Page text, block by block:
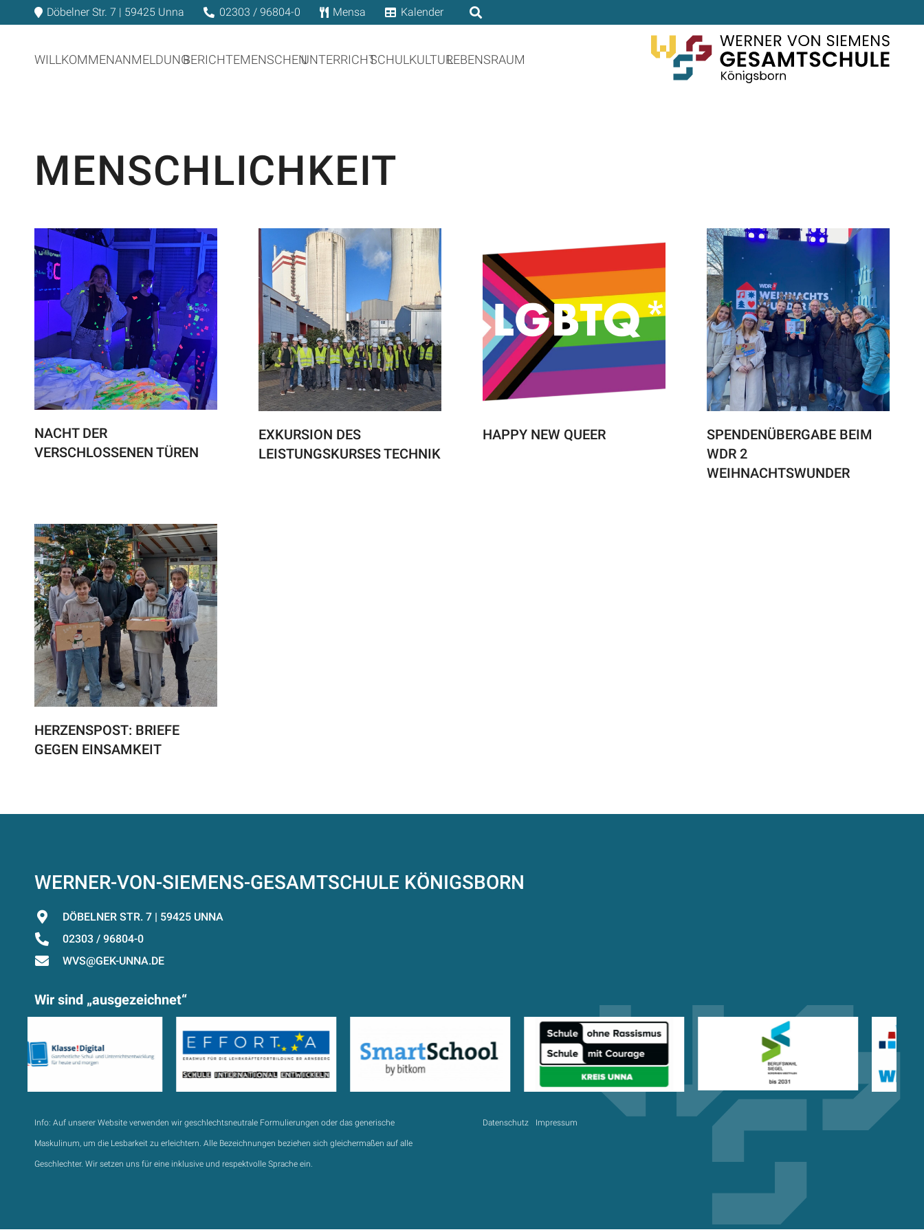
Döbelner Str. 7 | 59425 Unna 02303 / 96804-0 Mensa Kalender
WILLKOMMENANMELDUNGBERICHTEMENSCHENUNTERRICHTSCHULKULTURLEBENSRAUM
MENSCHLICHKEIT
NACHT DER
VERSCHLOSSENEN TÜREN
EXKURSION DES
LEISTUNGSKURSES TECHNIK
HAPPY NEW QUEER
SPENDENÜBERGABE BEIM
WDR 2
WEIHNACHTSWUNDER
HERZENSPOST: BRIEFE
GEGEN EINSAMKEIT
WERNER-VON-SIEMENS-GESAMTSCHULE KÖNIGSBORN
DÖBELNER STR. 7 | 59425 UNNA
02303 / 96804-0
WVS@GEK-UNNA.DE
Wir sind „ausgezeichnet“
Info: Auf unserer Website verwenden wir geschlechtsneutrale Formulierungen oder das generische
Maskulinum, um die Lesbarkeit zu erleichtern. Alle Bezeichnungen beziehen sich gleichermaßen auf alle
Geschlechter. Wir setzen uns für eine inklusive und respektvolle Sprache ein.
Datenschutz Impressum